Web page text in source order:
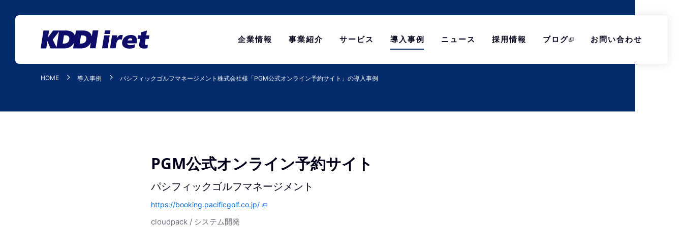
企業情報 事業紹介 サービス 導入事例 ニュース 採用情報 ブログ お問い合わせ
HOME 導入事例 パシフィックゴルフマネージメント株式会社様「PGM公式オンライン予約サイト」の導入事例
PGM公式オンライン予約サイト
パシフィックゴルフマネージメント
https://booking.pacificgolf.co.jp/
cloudpack / システム開発